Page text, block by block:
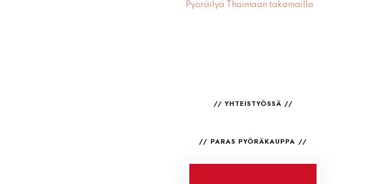
Pyöräilyä Thaimaan takamailla
YHTEISTYÖSSÄ
PARAS PYÖRÄKAUPPA